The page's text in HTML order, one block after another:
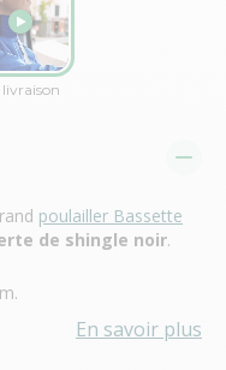
poulailler Bassette
de shingle noir.
En savoir plus